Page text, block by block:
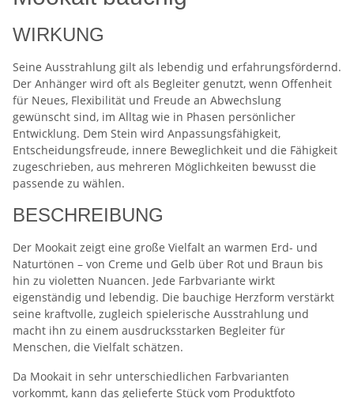
WIRKUNG
Seine Ausstrahlung gilt als lebendig und erfahrungsfördernd.
Der Anhänger wird oft als Begleiter genutzt, wenn Offenheit
für Neues, Flexibilität und Freude an Abwechslung
gewünscht sind, im Alltag wie in Phasen persönlicher
Entwicklung. Dem Stein wird Anpassungsfähigkeit,
Entscheidungsfreude, innere Beweglichkeit und die Fähigkeit
zugeschrieben, aus mehreren Möglichkeiten bewusst die
passende zu wählen.
BESCHREIBUNG
Der Mookait zeigt eine große Vielfalt an warmen Erd- und
Naturtönen – von Creme und Gelb über Rot und Braun bis
hin zu violetten Nuancen. Jede Farbvariante wirkt
eigenständig und lebendig. Die bauchige Herzform verstärkt
seine kraftvolle, zugleich spielerische Ausstrahlung und
macht ihn zu einem ausdrucksstarken Begleiter für
Menschen, die Vielfalt schätzen.
Da Mookait in sehr unterschiedlichen Farbvarianten
vorkommt, kann das gelieferte Stück vom Produktfoto